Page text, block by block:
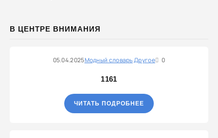
В ЦЕНТРЕ ВНИМАНИЯ
05.04.2025Модный словарьДругое 0
1161
ЧИТАТЬ ПОДРОБНЕЕ